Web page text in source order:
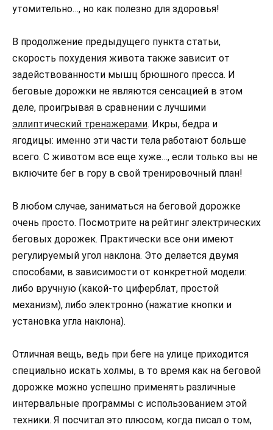
утомительно…, но как полезно для здоровья!
В продолжение предыдущего пункта статьи,
скорость похудения живота также зависит от
задействованности мышц брюшного пресса. И
беговые дорожки не являются сенсацией в этом
деле, проигрывая в сравнении с лучшими
эллиптический тренажерами. Икры, бедра и
ягодицы: именно эти части тела работают больше
всего. С животом все еще хуже…, если только вы не
включите бег в гору в свой тренировочный план!
В любом случае, заниматься на беговой дорожке
очень просто. Посмотрите на рейтинг электрических
беговых дорожек. Практически все они имеют
регулируемый угол наклона. Это делается двумя
способами, в зависимости от конкретной модели:
либо вручную (какой-то циферблат, простой
механизм), либо электронно (нажатие кнопки и
установка угла наклона).
Отличная вещь, ведь при беге на улице приходится
специально искать холмы, в то время как на беговой
дорожке можно успешно применять различные
интервальные программы с использованием этой
техники. Я посчитал это плюсом, когда писал о том,